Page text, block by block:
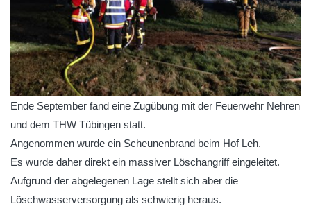
Ende September fand eine Zugübung mit der Feuerwehr Nehren
und dem THW Tübingen statt.
Angenommen wurde ein Scheunenbrand beim Hof Leh.
Es wurde daher direkt ein massiver Löschangriff eingeleitet.
Aufgrund der abgelegenen Lage stellt sich aber die
Löschwasserversorgung als schwierig heraus.